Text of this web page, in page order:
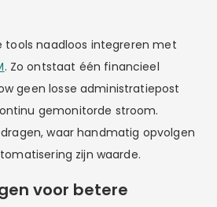
tools naadloos integreren met
. Zo ontstaat één financieel
geen losse administratiepost
gemonitorde stroom.
waar handmatig opvolgen
zijn waarde.
voor betere